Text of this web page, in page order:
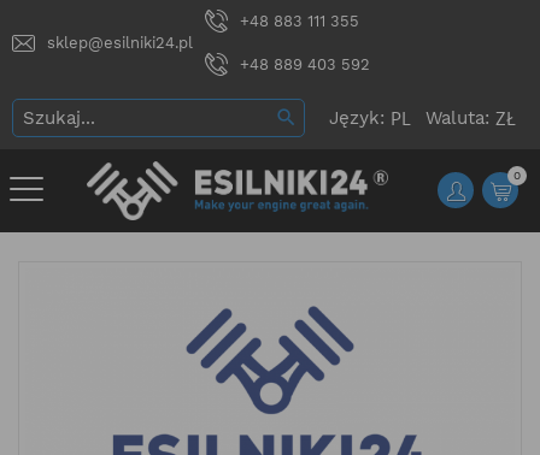
sklep@esilniki24.pl
+48 883 111 355
+48 889 403 592
Język: Waluta:
0